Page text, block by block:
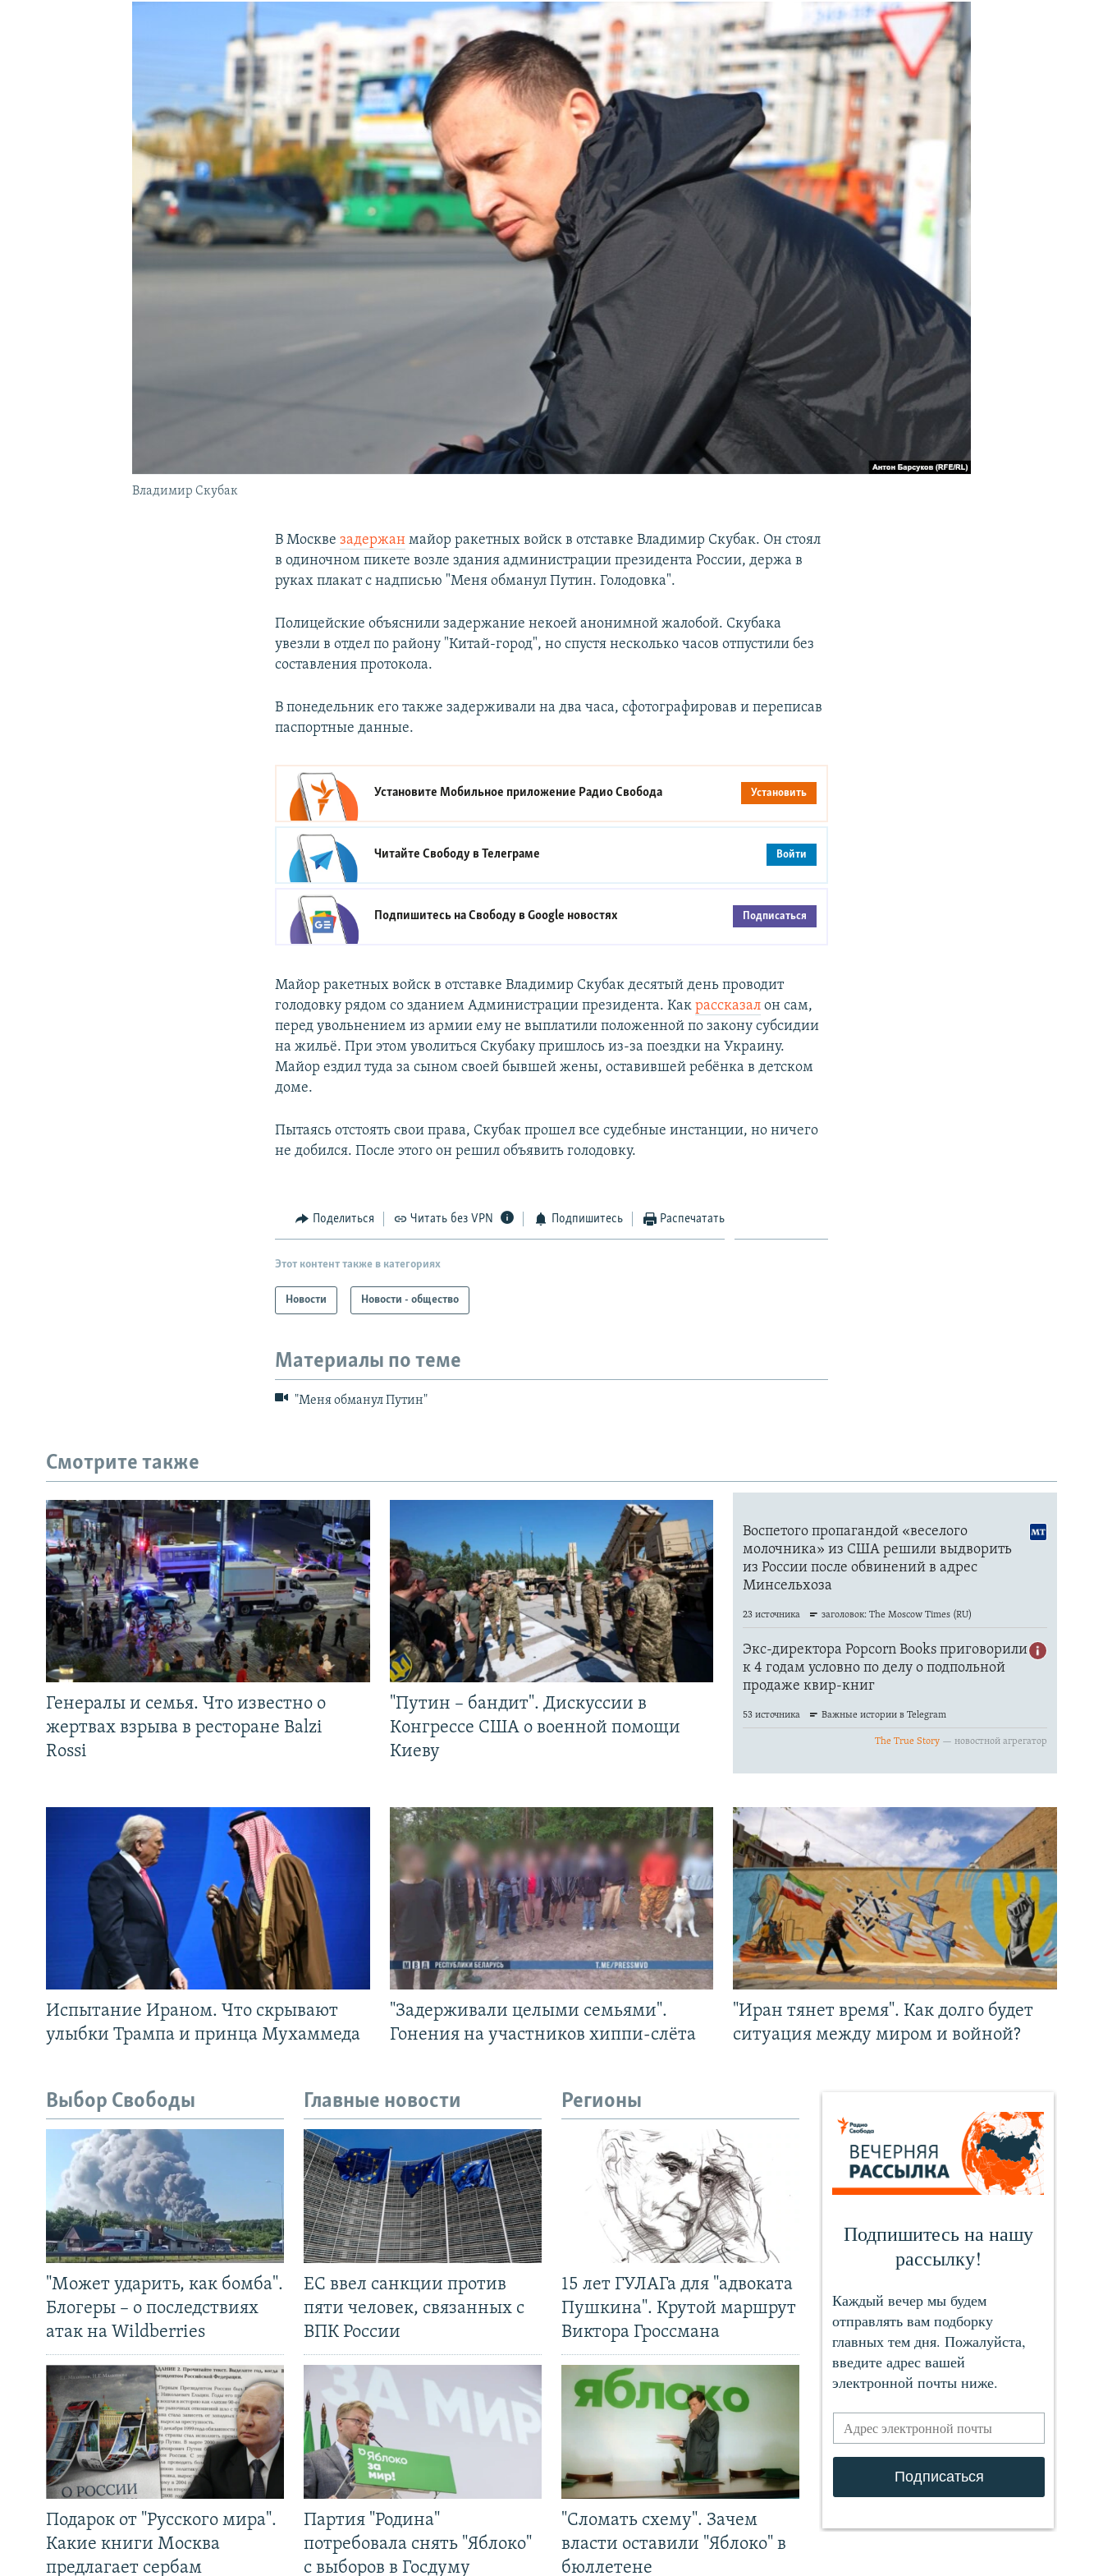
Владимир Скубак
В Москвезадержан майор ракетных войск в отставке Владимир Скубак. Он стоял
в одиночном пикете возле здания администрации президента России, держа в
руках плакат с надписью "Меня обманул Путин. Голодовка".
Полицейские объяснили задержание некоей анонимной жалобой. Скубака
увезли в отдел по району "Китай-город", но спустя несколько часов отпустили без
составления протокола.
В понедельник его также задерживали на два часа, сфотографировав и переписав
паспортные данные.
Установите Мобильное приложение Радио Свобода Установить
Читайте Свободу вТелеграме Войти
Подпишитесь на Свободу вGoogle новостях Подписаться
Майор ракетных войск в отставке Владимир Скубак десятый день проводит
голодовку рядом со зданием Администрации президента. Какрассказал он сам,
перед увольнением из армии ему не выплатили положенной по закону субсидии
на жильё. При этом уволиться Скубаку пришлось из-за поездки на Украину.
Майор ездил туда за сыном своей бывшей жены, оставившей ребёнка в детском
доме.
Пытаясь отстоять свои права, Скубак прошел все судебные инстанции, но ничего
не добился. После этого он решил объявить голодовку.
Поделиться Читать без VPN Подпишитесь Распечатать
Этот контент также в категориях
Новости Новости - общество
Материалы по теме
"Меня обманул Путин"
Смотрите также
Генералы и семья. Что известно о
жертвах взрыва в ресторане Balzi
Rossi
"Путин – бандит". Дискуссии в
Конгрессе США о военной помощи
Киеву
Испытание Ираном. Что скрывают
улыбки Трампа и принца Мухаммеда
"Задерживали целыми семьями".
Гонения на участников хиппи-слёта
"Иран тянет время". Как долго будет
ситуация между миром и войной?
Выбор Свободы
"Может ударить, как бомба".
Блогеры – о последствиях
атак на Wildberries
Подарок от "Русского мира".
Какие книги Москва
предлагает сербам
Главные новости
ЕС ввел санкции против
пяти человек, связанных с
ВПК России
Партия "Родина"
потребовала снять "Яблоко"
с выборов в Госдуму
Регионы
15 лет ГУЛАГа для "адвоката
Пушкина". Крутой маршрут
Виктора Гроссмана
"Сломать схему". Зачем
власти оставили "Яблоко" в
бюллетене